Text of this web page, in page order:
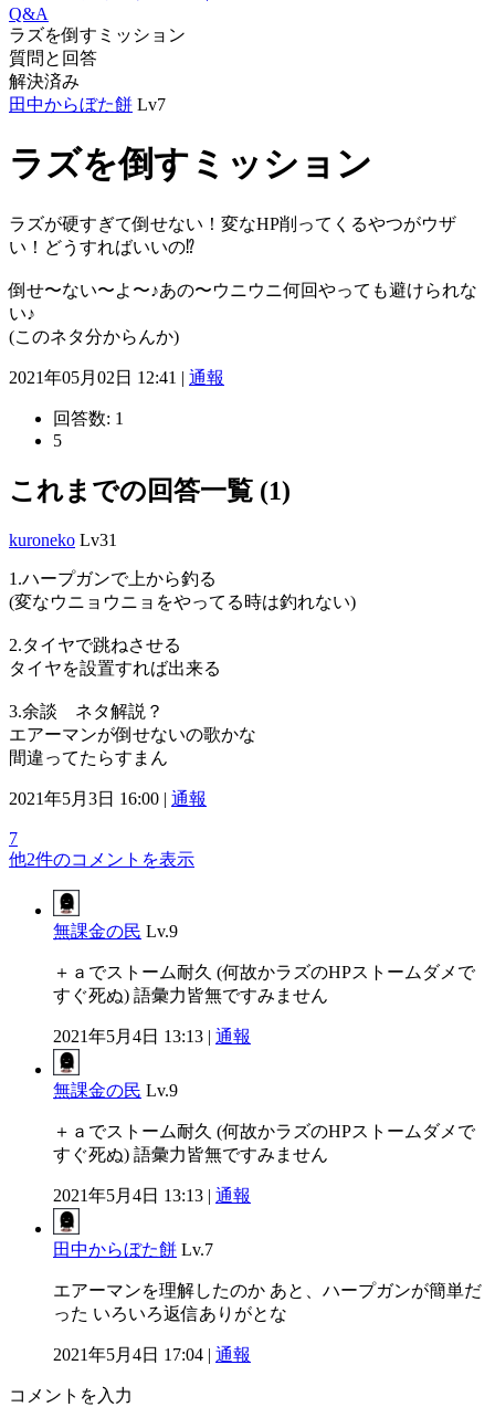
Q&A
ラズを倒すミッション
質問と回答
解決済み
田中からぼた餅 Lv7
ラズを倒すミッション
ラズが硬すぎて倒せない！変なHP削ってくるやつがウザ
い！どうすればいいの⁉︎
倒せ〜ない〜よ〜♪あの〜ウニウニ何回やっても避けられな
い♪
(このネタ分からんか)
2021年05月02日 12:41 | 通報
回答数: 1
5
これまでの回答一覧 (1)
kuroneko Lv31
1.ハープガンで上から釣る
(変なウニョウニョをやってる時は釣れない)
2.タイヤで跳ねさせる
タイヤを設置すれば出来る
3.余談 ネタ解説？
エアーマンが倒せないの歌かな
間違ってたらすまん
2021年5月3日 16:00 | 通報
7
他2件のコメントを表示
無課金の民 Lv.9
＋ａでストーム耐久 (何故かラズのHPストームダメで
すぐ死ぬ) 語彙力皆無ですみません
2021年5月4日 13:13 | 通報
無課金の民 Lv.9
＋ａでストーム耐久 (何故かラズのHPストームダメで
すぐ死ぬ) 語彙力皆無ですみません
2021年5月4日 13:13 | 通報
田中からぼた餅 Lv.7
エアーマンを理解したのか あと、ハープガンが簡単だ
った いろいろ返信ありがとな
2021年5月4日 17:04 | 通報
コメントを入力